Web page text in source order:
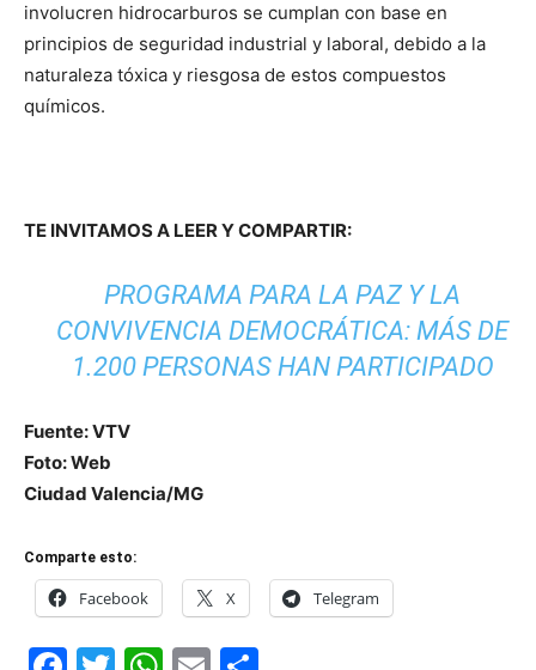
involucren hidrocarburos se cumplan con base en
principios de seguridad industrial y laboral, debido a la
naturaleza tóxica y riesgosa de estos compuestos
químicos.
TE INVITAMOS A LEER Y COMPARTIR:
PROGRAMA PARA LA PAZ Y LA
CONVIVENCIA DEMOCRÁTICA: MÁS DE
1.200 PERSONAS HAN PARTICIPADO
Fuente: VTV
Foto: Web
Ciudad Valencia/MG
Comparte esto:
Facebook X Telegram